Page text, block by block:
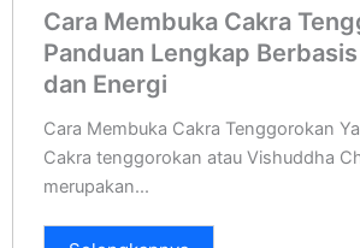
Cara Membuka Cakra
Panduan Lengkap
dan Energi
Cara Membuka Cakra Tenggorokan
Cakra tenggorokan atau Vishuddha
merupakan...